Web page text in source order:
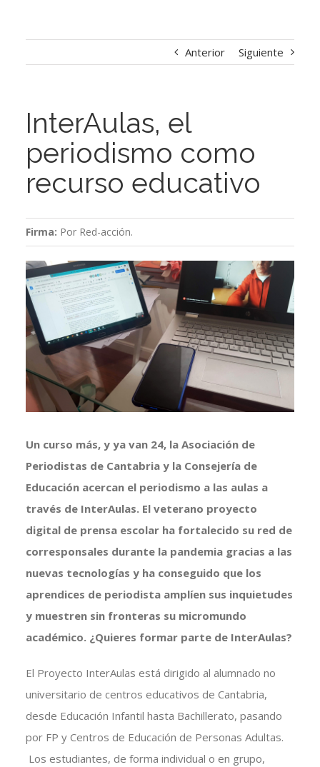
Anterior Siguiente
InterAulas, el
periodismo como
recurso educativo
Firma: Por Red-acción.
Ver
imagen
más
grande
Un curso más, y ya van 24, la Asociación de
Periodistas de Cantabria y la Consejería de
Educación acercan el periodismo a las aulas a
través de InterAulas. El veterano proyecto
digital de prensa escolar ha fortalecido su red de
corresponsales durante la pandemia gracias a las
nuevas tecnologías y ha conseguido que los
aprendices de periodista amplíen sus inquietudes
y muestren sin fronteras su micromundo
académico. ¿Quieres formar parte de InterAulas?
El Proyecto InterAulas está dirigido al alumnado no
universitario de centros educativos de Cantabria,
desde Educación Infantil hasta Bachillerato, pasando
por FP y Centros de Educación de Personas Adultas.
Los estudiantes, de forma individual o en grupo,